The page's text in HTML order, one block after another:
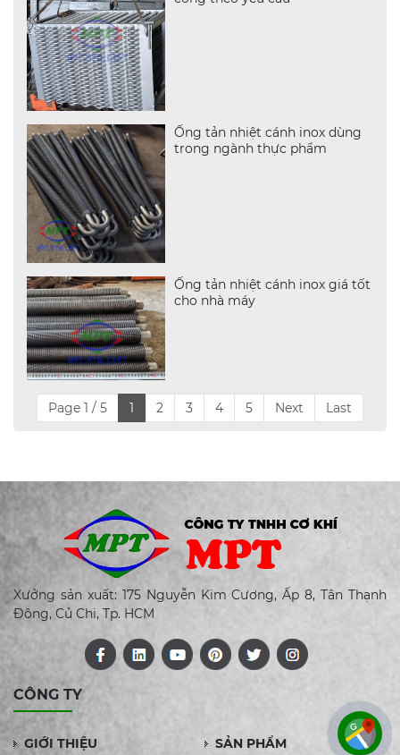
Ống tản nhiệt cánh inox dùng
trong ngành thực phẩm
Ống tản nhiệt cánh inox giá tốt
cho nhà máy
Page 1 / 5 1 2 3 4 5 Next Last
Xưởng sản xuất: 175 Nguyễn Kim Cương, Ấp 8, Tân Thạnh
Đông, Củ Chi, Tp. HCM
CÔNG TY
GIỚI THIỆU
SẢN PHẨM